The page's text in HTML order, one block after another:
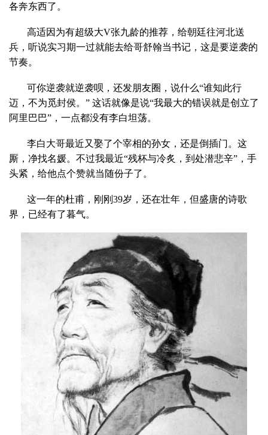
各奔东西了。
高适因为有超级大V张九龄的推荐，给朝廷往河北送
兵，听说实习期一过就能去给哥舒翰当书记，这是要逆袭的
节奏。
可你逆袭就逆袭呗，还发朋友圈，说什么“谁知此行
迈，不为觅封侯。” 这话就像是说“我最大的错误就是创立了
阿里巴巴”，一点都没有李白坦荡。
李白大哥最近又娶了个宰相的孙女，还是倒插门。这
厮，净找名媛。不过我最近“残杯与冷炙，到处潜悲辛”，手
头紧，给他点个赞就当随份子了。
这一年的杜甫，刚刚39岁，还在壮年，但盛唐的诗歌
界，已经有了暮气。